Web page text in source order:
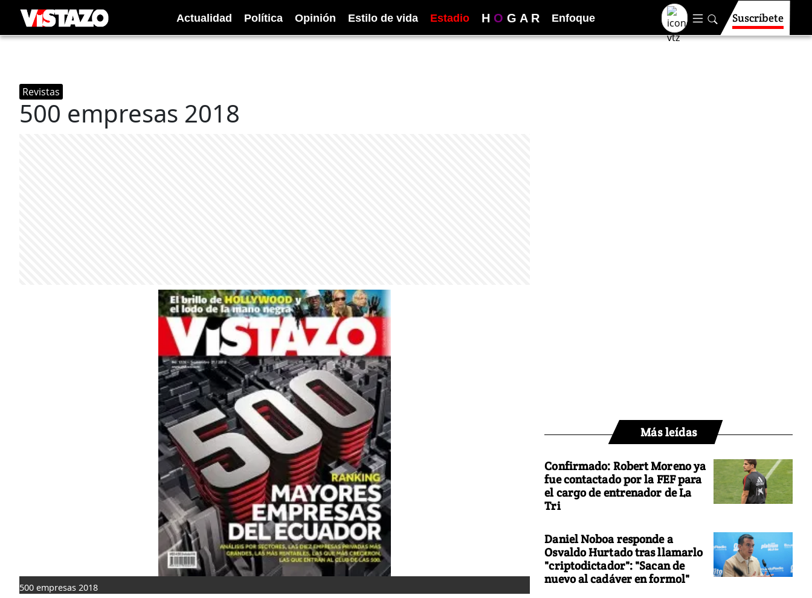
Actualidad Política Opinión Estilo de vida Estadio H O G A R Enfoque Suscríbete
Revistas
500 empresas 2018
500 empresas 2018
Más leídas
Confirmado: Robert Moreno ya
fue contactado por la FEF para
el cargo de entrenador de La
Tri
Daniel Noboa responde a
Osvaldo Hurtado tras llamarlo
"criptodictador": "Sacan de
nuevo al cadáver en formol"